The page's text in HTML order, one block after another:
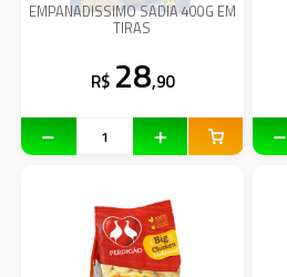
EMPANADISSIMO SADIA 400G EM
TIRAS
R$ 28,90